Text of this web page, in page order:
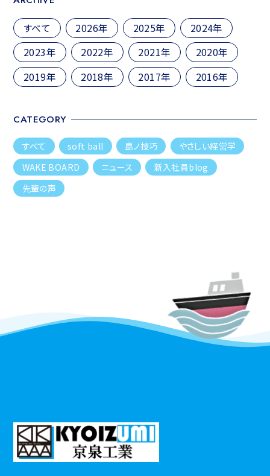
ン すべて 2026年 2025年
2024年
2023年
2022年 2021年
2020年
2019年
2018年 2017年 2016年
CATEGORY
すべて soft ball 島ノ技巧
やさしい経営学
WAKE BOARD
ニュース
新入社員blog
先輩の声